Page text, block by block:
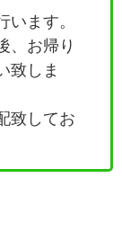
います。
、お帰り
致しま
致してお